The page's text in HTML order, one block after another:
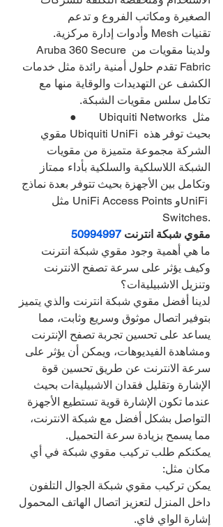
الصغيرة ومكاتب الفروع و تدعم
تقنيات Mesh وأدوات إدارة مركزية.
ولدينا مقويات من Aruba 360 Secure
Fabric تقدم حلول أمنية رائدة مثل خدمات
الكشف عن التهديدات والوقاية منها مع
تكامل سلس مقويات الشبكة.
●        Ubiquiti Networks مثل
مقوي Ubiquiti UniFi بحيث توفر هذه
الشركة مجموعة متميزة من مقويات
الشبكة اللاسلكية والسلكية بأداء ممتاز
وتكامل بين الأجهزة بحيث تتوفر بعدة نماذج
مثل UniFi Access Points وUniFi
Switches.
مقوي شبكة انترنت 50994997
ما هي أهمية وجود مقوي شبكة انترنت
وكيف يؤثر على سرعة تصفح الانترنت
وتنزيل الاشبيليةات؟
لدينا أفضل مقوي شبكة انترنت والذي يتميز
بتوفير اتصال موثوق وسريع وثابت، مما
يساعد على تحسين تجربة تصفح الإنترنت
ومشاهدة الفيديوهات، ويمكن أن يؤثر على
سرعة الانترنت عن طريق تحسين قوة
الإشارة وتقليل فقدان الاشبيليةات بحيث
عندما تكون الإشارة قوية تستطيع الأجهزة
التواصل بشكل أفضل مع شبكة الانترنت،
مما يسمح بزيادة سرعة التحميل.
يمكنكم طلب تركيب مقوي شبكة في أي
مكان مثل:
يمكن تركيب مقوي شبكة الجوال التلفون
داخل المنزل لتعزيز اتصال الهاتف المحمول
إشارة الواي فاي.